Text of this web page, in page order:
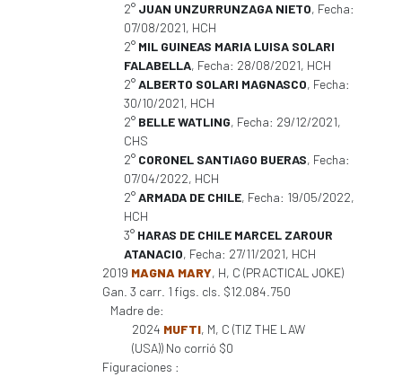
2° JUAN UNZURRUNZAGA NIETO, Fecha:
07/08/2021, HCH
2° MIL GUINEAS MARIA LUISA SOLARI
FALABELLA, Fecha: 28/08/2021, HCH
2°ALBERTO SOLARI MAGNASCO, Fecha:
30/10/2021, HCH
2° BELLE WATLING, Fecha: 29/12/2021,
CHS
2° CORONEL SANTIAGO BUERAS, Fecha:
07/04/2022, HCH
2°ARMADA DE CHILE, Fecha: 19/05/2022,
HCH
3° HARAS DE CHILE MARCEL ZAROUR
ATANACIO, Fecha: 27/11/2021, HCH
2019 MAGNA MARY, H, C (PRACTICAL JOKE)
Gan. 3 carr. 1 figs. cls. $12.084.750
Madre de:
2024 MUFTI, M, C (TIZ THE LAW
(USA)) No corrió $0
Figuraciones :